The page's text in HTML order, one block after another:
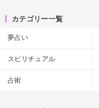
カテゴリー一覧
夢占い
スピリチュアル
占術